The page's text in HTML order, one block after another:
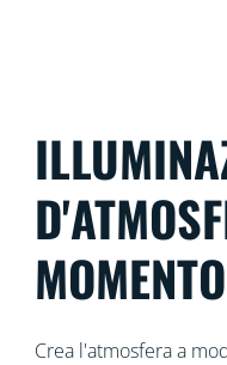
MOMENTO
Crea l'atmosfera a